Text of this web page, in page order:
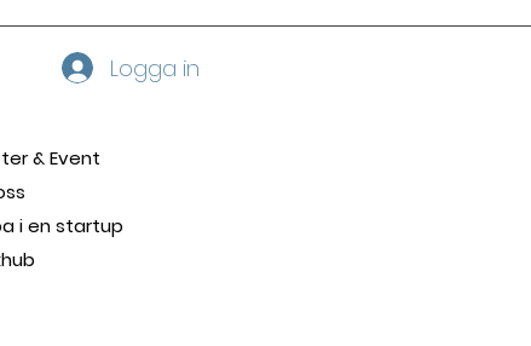
Logga in
& Event
i en startup